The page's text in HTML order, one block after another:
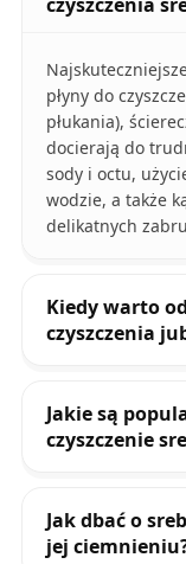
płyny do
płukania),
docierają do
sody i octu,
wodzie, a także
delikatnych
Kiedy warto
czyszczenia
Jakie są
czyszczenie
Jak dbać o
jej